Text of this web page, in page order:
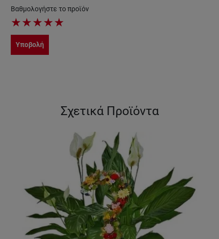
Βαθμολογήστε το προϊόν
★★★★★
Υποβολή
Σχετικά Προϊόντα